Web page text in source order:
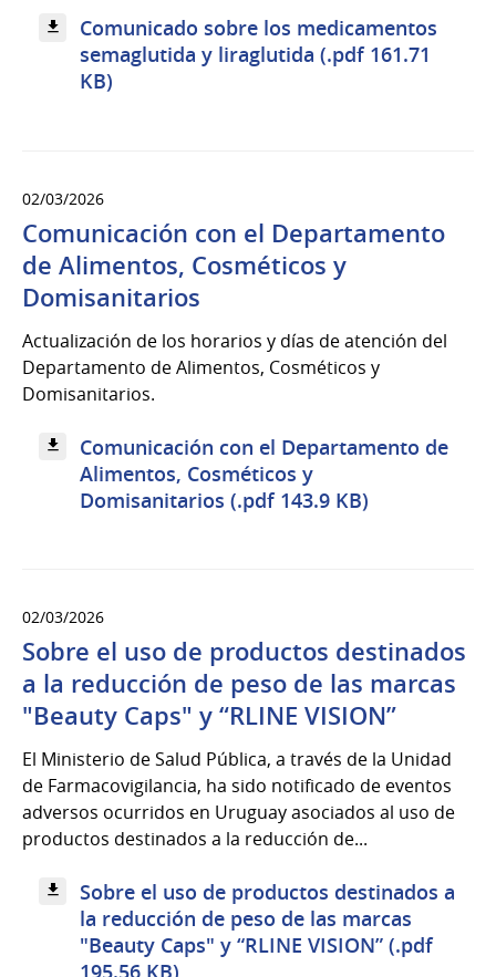
Comunicado sobre los medicamentos
semaglutida y liraglutida (.pdf 161.71
KB)
02/03/2026
Comunicación con el Departamento
de Alimentos, Cosméticos y
Domisanitarios
Actualización de los horarios y días de atención del
Departamento de Alimentos, Cosméticos y
Domisanitarios.
Comunicación con el Departamento de
Alimentos, Cosméticos y
Domisanitarios (.pdf 143.9 KB)
02/03/2026
Sobre el uso de productos destinados
a la reducción de peso de las marcas
"Beauty Caps" y “RLINE VISION”
El Ministerio de Salud Pública, a través de la Unidad
de Farmacovigilancia, ha sido notificado de eventos
adversos ocurridos en Uruguay asociados al uso de
productos destinados a la reducción de...
Sobre el uso de productos destinados a
la reducción de peso de las marcas
"Beauty Caps" y “RLINE VISION” (.pdf
195.56 KB)